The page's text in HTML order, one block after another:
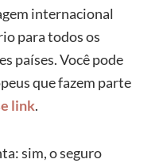
internacional
para todos os
países.Você pode
que fazem parte
link.
sim, o seguro